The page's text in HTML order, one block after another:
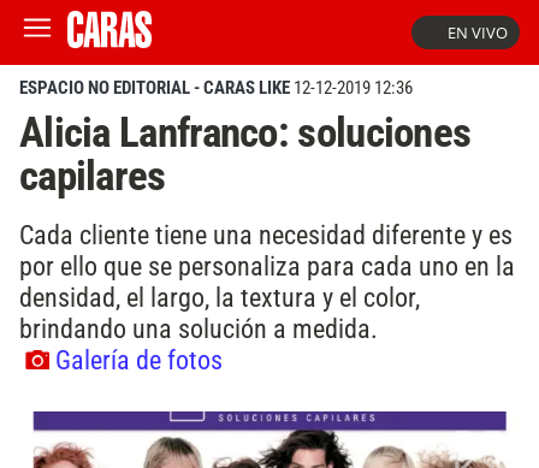
EN VIVO
ESPACIO NO EDITORIAL - CARAS LIKE 12-12-2019 12:36
Alicia Lanfranco: soluciones
capilares
Cada cliente tiene una necesidad diferente y es
por ello que se personaliza para cada uno en la
densidad, el largo, la textura y el color,
brindando una solución a medida.
Galería de fotos